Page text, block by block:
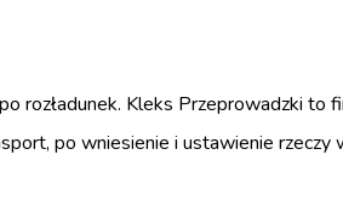
rozładunek. Kleks Przeprowadzki
po wniesienie i ustawienie